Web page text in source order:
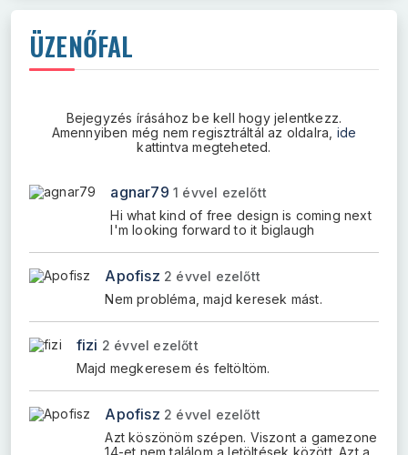
ÜZENŐFAL
Bejegyzés írásához be kell hogy jelentkezz.
Amennyiben még nem regisztráltál az oldalra, ide
kattintva megteheted.
agnar79 1 évvel ezelőtt
Hi what kind of free design is coming next
I'm looking forward to it biglaugh
Apofisz 2 évvel ezelőtt
Nem probléma, majd keresek mást.
fizi 2 évvel ezelőtt
Majd megkeresem és feltöltöm.
Apofisz 2 évvel ezelőtt
Azt köszönöm szépen. Viszont a gamezone
14-et nem találom a letöltések között. Azt a